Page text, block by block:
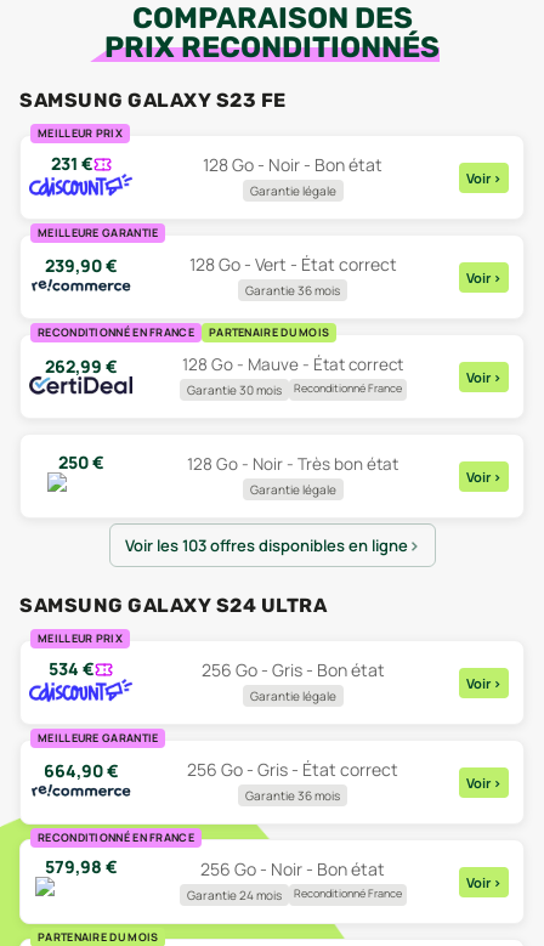
COMPARAISON DES
PRIX RECONDITIONNÉS
SAMSUNG GALAXY S23 FE
MEILLEUR PRIX
231 € 128 Go - Noir - Bon état
Garantie légale
Voir >
MEILLEURE GARANTIE
239,90€ 128 Go - Vert - État correct
Garantie 36 mois
Voir >
RECONDITIONNÉ EN FRANCE PARTENAIRE DU MOIS
262,99 € 128 Go - Mauve - État correct
Garantie 30 mois Reconditionné France
Voir >
250€ 128 Go - Noir - Très bon état
Garantie légale
Voir >
Voir les 103 offres disponibles en ligne
SAMSUNG GALAXY S24 ULTRA
MEILLEUR PRIX
534 € 256 Go - Gris - Bon état
Garantie légale
Voir >
MEILLEURE GARANTIE
664,90€ 256 Go - Gris - État correct
Garantie 36 mois
Voir >
RECONDITIONNÉ EN FRANCE
579,98 € 256 Go - Noir - Bon état
Garantie 24 mois Reconditionné France
Voir >
PARTENAIRE DU MOIS